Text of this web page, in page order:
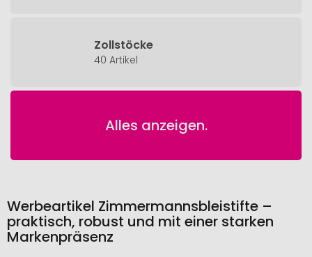
Zollstöcke
40 Artikel
Alles anzeigen.
Werbeartikel Zimmermannsbleistifte –
praktisch, robust und mit einer starken
Markenpräsenz